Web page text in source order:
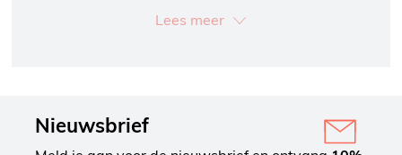
eenvoudig met elkaar kunt mixen en matchen.
de items gratis retourneren, ook in de winkel. Vijf dagen per
week wordt de collectie aangevuld. Een goede reden om
Lees meer
Nieuwsbrief